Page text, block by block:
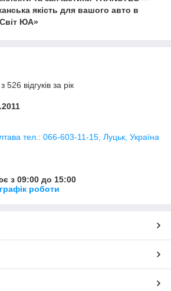
якість для вашого авто в
ЮА»
відгуків за рік
тел.: 066-603-11-15, Луцьк, Україна
з 09:00 до 15:00
роботи